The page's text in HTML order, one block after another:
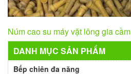
Núm cao su máy vặt lông gia cầm
DANH MỤC SẢN PHẨM
Bếp chiên đa năng